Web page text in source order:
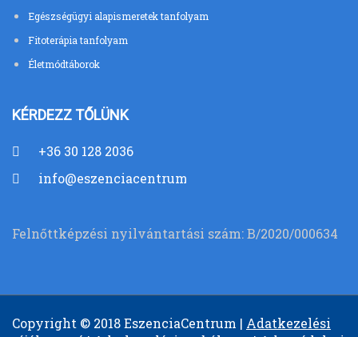
Egészségügyi alapismeretek tanfolyam
Fitoterápia tanfolyam
Életmódtáborok
KÉRDEZZ TŐLÜNK
+36 30 128 2036
info@eszenciacentrum.hu
Felnőttképzési nyilvántartási szám: B/2020/000634
Copyright © 2018 EszenciaCentrum | Adatkezelési